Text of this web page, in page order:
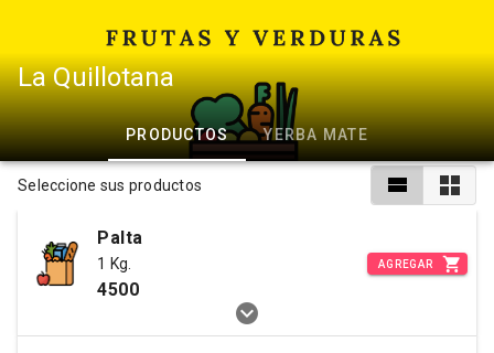
La Quillotana
PRODUCTOS YERBA MATE
Seleccione sus productos
Palta
1 Kg.
4500
AGREGAR